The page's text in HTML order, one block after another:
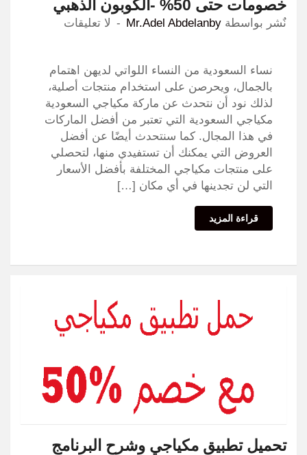
خصومات حتى 50% -الكوبون الذهبي
نٌشر بواسطة Mr.Adel Abdelanby لا تعليقات
نساء السعودية من النساء اللواتي لديهن اهتمام
بالجمال، ويحرصن على استخدام منتجات أصلية،
لذلك نود أن نتحدث عن ماركة مكياجي السعودية
مكياجي السعودية التي تعتبر من أفضل الماركات
في هذا المجال. كما سنتحدث أيضًا عن أفضل
العروض التي يمكنك أن تستفيدي منها، لتحصلي
على منتجات مكياجي المختلفة بأفضل الأسعار
التي لن تجدينها في أي مكان […]
قراءة المزيد
تحميل تطبيق مكياجي وشرح البرنامج